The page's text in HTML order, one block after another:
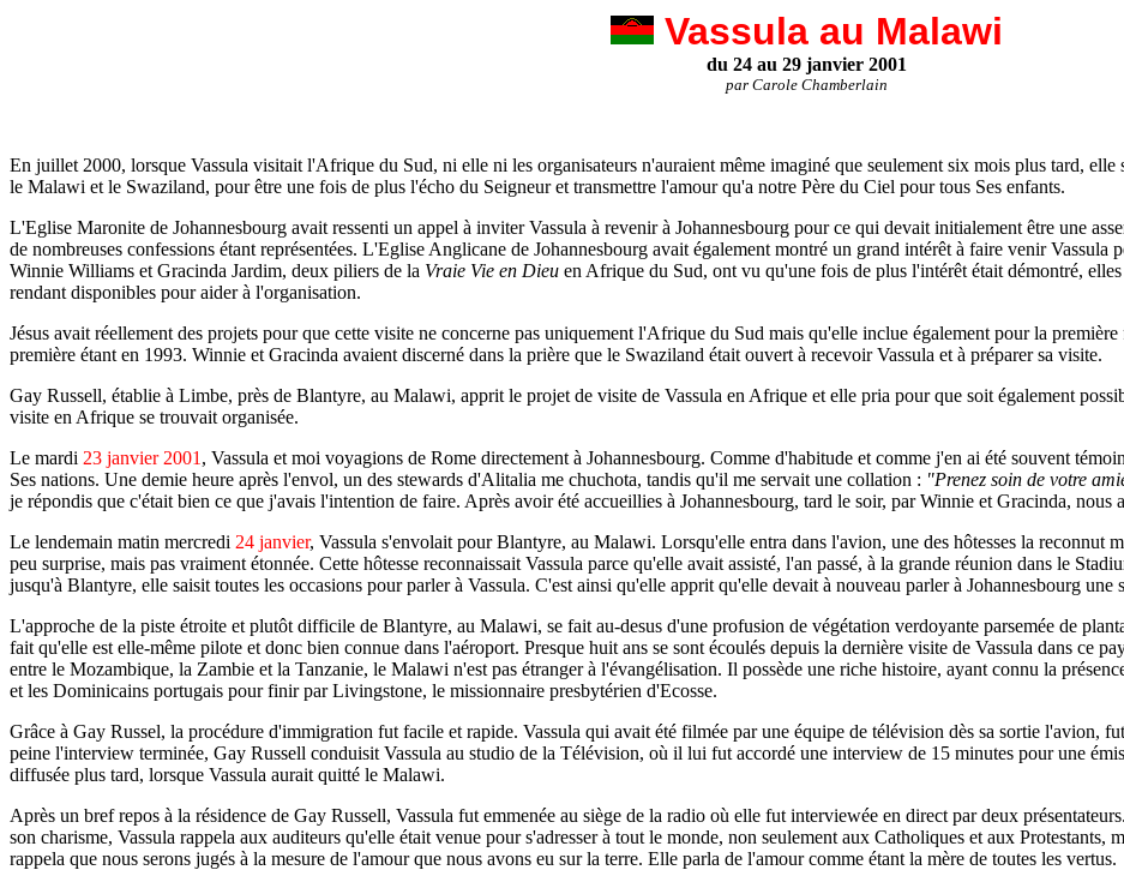
Vassula au Malawi
du 24 au 29 janvier 2001
par Carole Chamberlain
En juillet 2000, lorsque Vassula visitait l'Afrique du Sud, ni elle ni les organisateurs n'auraient même imaginé que seulement six mois plus tard,
le Malawi et le Swaziland, pour être une fois de plus l'écho du Seigneur et transmettre l'amour qu'a notre Père du Ciel pour tous Ses enfants.
L'Eglise Maronite de Johannesbourg avait ressenti un appel à inviter Vassula à revenir à Johannesbourg pour ce qui devait initialement être une
de nombreuses confessions étant représentées. L'Eglise Anglicane de Johannesbourg avait également montré un grand intérêt à faire venir
Winnie Williams et Gracinda Jardim, deux piliers de la Vraie Vie en Dieu en Afrique du Sud, ont vu qu'une fois de plus l'intérêt était démontré,
rendant disponibles pour aider à l'organisation.
Jésus avait réellement des projets pour que cette visite ne concerne pas uniquement l'Afrique du Sud mais qu'elle inclue également pour la
première étant en 1993. Winnie et Gracinda avaient discerné dans la prière que le Swaziland était ouvert à recevoir Vassula et à préparer sa visite.
Gay Russell, établie à Limbe, près de Blantyre, au Malawi, apprit le projet de visite de Vassula en Afrique et elle pria pour que soit également
visite en Afrique se trouvait organisée.
Le mardi 23 janvier 2001 , Vassula et moi voyagions de Rome directement à Johannesbourg. Comme d'habitude et comme j'en ai été souvent
Ses nations. Une demie heure après l'envol, un des stewards d'Alitalia me chuchota, tandis qu'il me servait une collation : "Prenez soin de votre
je répondis que c'était bien ce que j'avais l'intention de faire. Après avoir été accueillies à Johannesbourg, tard le soir, par Winnie et Gracinda, nous
Le lendemain matin mercredi 24 janvier, Vassula s'envolait pour Blantyre, au Malawi. Lorsqu'elle entra dans l'avion, une des hôtesses la reconnut
peu surprise, mais pas vraiment étonnée. Cette hôtesse reconnaissait Vassula parce qu'elle avait assisté, l'an passé, à la grande réunion dans le
jusqu'à Blantyre, elle saisit toutes les occasions pour parler à Vassula. C'est ainsi qu'elle apprit qu'elle devait à nouveau parler à Johannesbourg
L'approche de la piste étroite et plutôt difficile de Blantyre, au Malawi, se fait au-desus d'une profusion de végétation verdoyante parsemée de
fait qu'elle est elle-même pilote et donc bien connue dans l'aéroport. Presque huit ans se sont écoulés depuis la dernière visite de Vassula dans ce
entre le Mozambique, la Zambie et la Tanzanie, le Malawi n'est pas étranger à l'évangélisation. Il possède une riche histoire, ayant connu la
et les Dominicains portugais pour finir par Livingstone, le missionnaire presbytérien d'Ecosse.
Grâce à Gay Russel, la procédure d'immigration fut facile et rapide. Vassula qui avait été filmée par une équipe de télévision dès sa sortie l'avion,
peine l'interview terminée, Gay Russell conduisit Vassula au studio de la Télévision, où il lui fut accordé une interview de 15 minutes pour une
diffusée plus tard, lorsque Vassula aurait quitté le Malawi.
Après un bref repos à la résidence de Gay Russell, Vassula fut emmenée au siège de la radio où elle fut interviewée en direct par deux
son charisme, Vassula rappela aux auditeurs qu'elle était venue pour s'adresser à tout le monde, non seulement aux Catholiques et aux Protestants,
rappela que nous serons jugés à la mesure de l'amour que nous avons eu sur la terre. Elle parla de l'amour comme étant la mère de toutes les vertus.